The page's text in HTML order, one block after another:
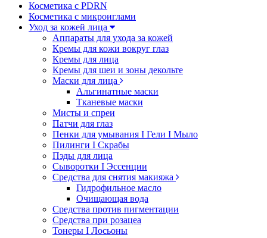
Косметика с PDRN
Косметика с микроиглами
Уход за кожей лица
Аппараты для ухода за кожей
Кремы для кожи вокруг глаз
Кремы для лица
Кремы для шеи и зоны декольте
Маски для лица
Альгинатные маски
Тканевые маски
Мисты и спреи
Патчи для глаз
Пенки для умывания I Гели I Мыло
Пилинги I Cкрабы
Пэды для лица
Сыворотки I Эссенции
Средства для снятия макияжа
Гидрофильное масло
Очищающая вода
Средства против пигментации
Средства при розацеа
Тонеры I Лосьоны